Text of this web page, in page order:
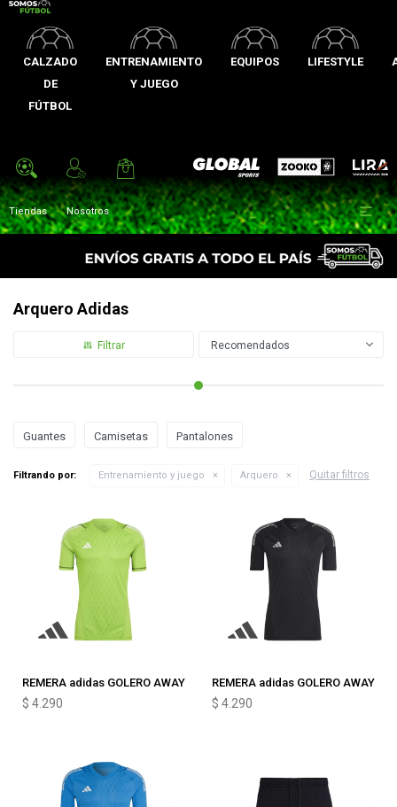
CALZADO
DE
FÚTBOL
ENTRENAMIENTO
Y JUEGO
EQUIPOS LIFESTYLE
Global Sports Zooko Lira
Tiendas Nosotros 
Arquero Adidas
Recomendados
Guantes Camisetas Pantalones
Filtrando por: Entrenamiento y juego Arquero Quitar filtros
REMERA adidas GOLERO AWAY
$ 4.290
REMERA adidas GOLERO AWAY
$ 4.290